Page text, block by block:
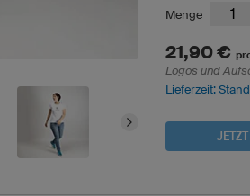
Menge
21,90 €
Logos und
Lieferzeit: